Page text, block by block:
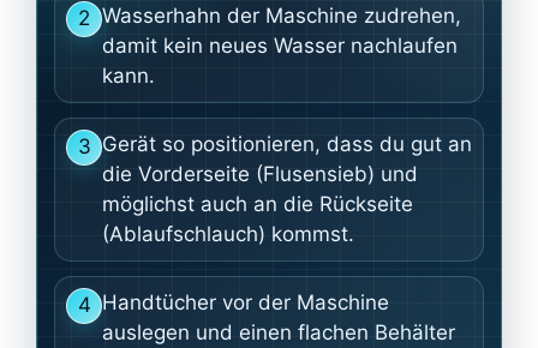
2 Wasserhahn der Maschine zudrehen,
damit kein neues Wasser nachlaufen
kann.
3 Gerät so positionieren, dass du gut an
die Vorderseite (Flusensieb) und
möglichst auch an die Rückseite
(Ablaufschlauch) kommst.
4 Handtücher vor der Maschine
auslegen und einen flachen Behälter